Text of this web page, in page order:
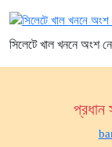
সিলেটে খাল খননে অংশ
প্রধান